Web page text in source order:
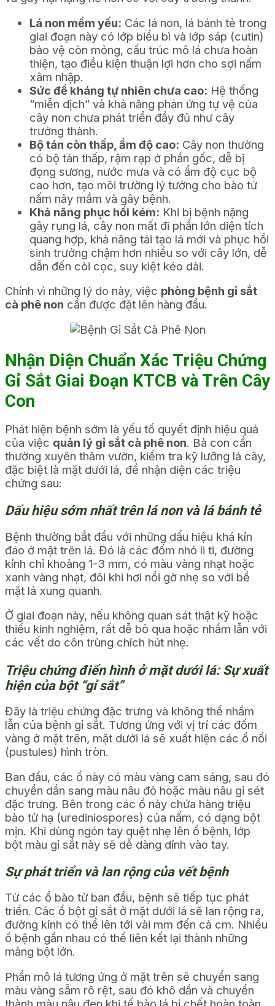
Lá non mềm yếu: Các lá non, lá bánh tẻ trong
giai đoạn này có lớp biểu bì và lớp sáp (cutin)
bảo vệ còn mỏng, cấu trúc mô lá chưa hoàn
thiện, tạo điều kiện thuận lợi hơn cho sợi nấm
xâm nhập.
Sức đề kháng tự nhiên chưa cao: Hệ thống
“miễn dịch” và khả năng phản ứng tự vệ của
cây non chưa phát triển đầy đủ như cây
trưởng thành.
Bộ tán còn thấp, ẩm độ cao: Cây non thường
có bộ tán thấp, rậm rạp ở phần gốc, dễ bị
đọng sương, nước mưa và có ẩm độ cục bộ
cao hơn, tạo môi trường lý tưởng cho bào tử
nấm nảy mầm và gây bệnh.
Khả năng phục hồi kém: Khi bị bệnh nặng
gây rụng lá, cây non mất đi phần lớn diện tích
quang hợp, khả năng tái tạo lá mới và phục hồi
sinh trưởng chậm hơn nhiều so với cây lớn, dễ
dẫn đến còi cọc, suy kiệt kéo dài.
Chính vì những lý do này, việc phòng bệnh gỉ sắt
cà phê non cần được đặt lên hàng đầu.
Nhận Diện Chuẩn Xác Triệu Chứng
Gỉ Sắt Giai Đoạn KTCB và Trên Cây
Con
Phát hiện bệnh sớm là yếu tố quyết định hiệu quả
của việc quản lý gỉ sắt cà phê non. Bà con cần
thường xuyên thăm vườn, kiểm tra kỹ lưỡng lá cây,
đặc biệt là mặt dưới lá, để nhận diện các triệu
chứng sau:
Dấu hiệu sớm nhất trên lá non và lá bánh tẻ
Bệnh thường bắt đầu với những dấu hiệu khá kín
đáo ở mặt trên lá. Đó là các đốm nhỏ li ti, đường
kính chỉ khoảng 1-3 mm, có màu vàng nhạt hoặc
xanh vàng nhạt, đôi khi hơi nổi gờ nhẹ so với bề
mặt lá xung quanh.
Ở giai đoạn này, nếu không quan sát thật kỹ hoặc
thiếu kinh nghiệm, rất dễ bỏ qua hoặc nhầm lẫn với
các vết do côn trùng chích hút nhẹ.
Triệu chứng điển hình ở mặt dưới lá: Sự xuất
hiện của bột “gỉ sắt”
Đây là triệu chứng đặc trưng và không thể nhầm
lẫn của bệnh gỉ sắt. Tương ứng với vị trí các đốm
vàng ở mặt trên, mặt dưới lá sẽ xuất hiện các ổ nổi
(pustules) hình tròn.
Ban đầu, các ổ này có màu vàng cam sáng, sau đó
chuyển dần sang màu nâu đỏ hoặc màu nâu gỉ sét
đặc trưng. Bên trong các ổ này chứa hàng triệu
bào tử hạ (urediniospores) của nấm, có dạng bột
mịn. Khi dùng ngón tay quệt nhẹ lên ổ bệnh, lớp
bột màu gỉ sắt này sẽ dễ dàng dính vào tay.
Sự phát triển và lan rộng của vết bệnh
Từ các ổ bào tử ban đầu, bệnh sẽ tiếp tục phát
triển. Các ổ bột gỉ sắt ở mặt dưới lá sẽ lan rộng ra,
đường kính có thể lên tới vài mm đến cả cm. Nhiều
ổ bệnh gần nhau có thể liên kết lại thành những
mảng bột lớn.
Phần mô lá tương ứng ở mặt trên sẽ chuyển sang
màu vàng sẫm rõ rệt, sau đó khô dần và chuyển